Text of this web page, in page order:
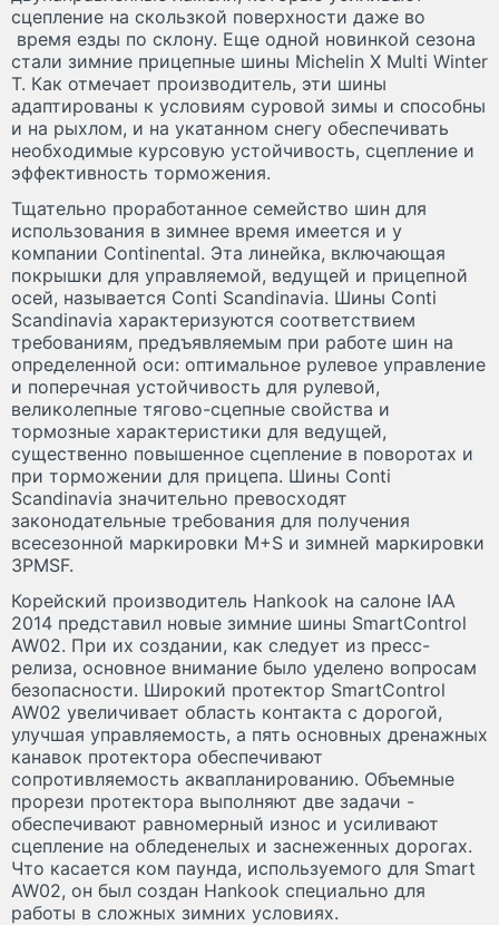
сцепление на скользкой поверхности даже во
время езды по склону. Еще одной новинкой сезона
стали зимние прицепные шины Michelin X Multi Winter
T. Как отмечает производитель, эти шины
адаптированы к условиям суровой зимы и способны
и на рыхлом, и на укатанном снегу обеспечивать
необходимые курсовую устойчивость, сцепление и
эффективность торможения.
Тщательно проработанное семейство шин для
использования в зимнее время имеется и у
компании Continental. Эта линейка, включающая
покрышки для управляемой, ведущей и прицепной
осей, называется Conti Scandinavia. Шины Conti
Scandinavia характеризуются соответствием
требованиям, предъявляемым при работе шин на
определенной оси: оптимальное рулевое управление
и поперечная устойчивость для рулевой,
великолепные тягово-сцепные свойства и
тормозные характеристики для ведущей,
существенно повышенное сцепление в поворотах и
при торможении для прицепа. Шины Conti
Scandinavia значительно превосходят
законодательные требования для получения
всесезонной маркировки M+S и зимней маркировки
3PMSF.
Корейский производитель Hankook на салоне IAA
2014 представил новые зимние шины SmartControl
AW02. При их создании, как следует из пресс-
релиза, основное внимание было уделено вопросам
безопасности. Широкий протектор SmartControl
AW02 увеличивает область контакта с дорогой,
улучшая управляемость, а пять основных дренажных
канавок протектора обеспечивают
сопротивляемость аквапланированию. Объемные
прорези протектора выполняют две задачи -
обеспечивают равномерный износ и усиливают
сцепление на обледенелых и заснеженных дорогах.
Что касается ком паунда, используемого для Smart
AW02, он был создан Hankook специально для
работы в сложных зимних условиях.